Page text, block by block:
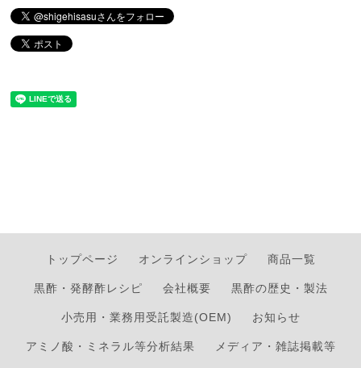
トップページ オンラインショップ 商品一覧
黒酢・発酵酢レシピ 会社概要 黒酢の歴史・製法
小売用・業務用受託製造(OEM) お知らせ
アミノ酸・ミネラル等分析結果 メディア・雑誌掲載等